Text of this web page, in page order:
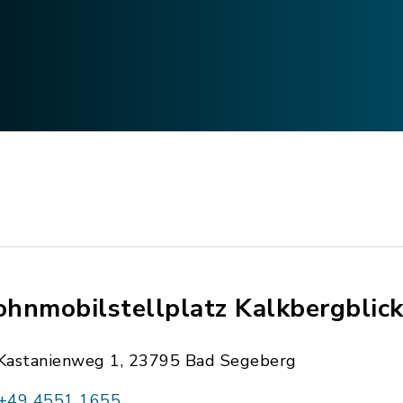
Kalkbergblick
1, 23795 Bad Segeberg